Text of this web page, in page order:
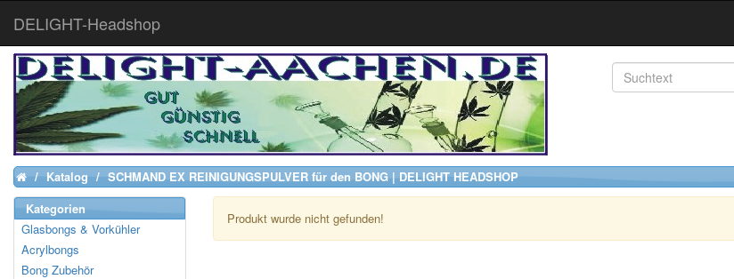
HomeKatalog SCHMAND EX REINIGUNGSPULVER für den BONG | DELIGHT HEADSHOP
Produkt wurde nicht gefunden!
Kategorien
Glasbongs & Vorkühler
Acrylbongs
Bong Zubehör
DELIGHT-Headshop